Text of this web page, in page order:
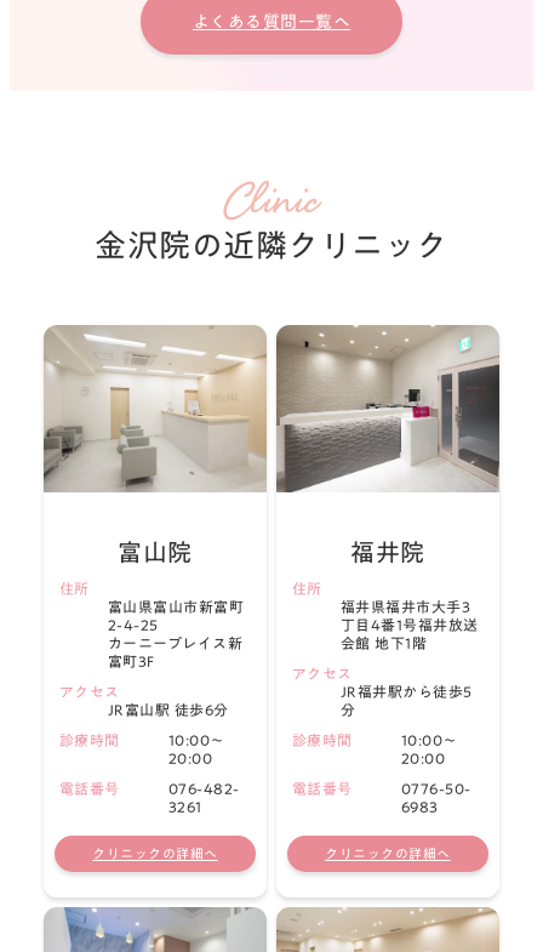
よくある質問一覧へ
Clinic
金沢院の近隣クリニック
富山院
住所
富山県富山市新富町
2-4-25
カーニープレイス新
富町3F
アクセス
JR富山駅 徒歩6分
診療時間
10:00〜
20:00
電話番号
076-482-
3261
クリニックの詳細へ
福井院
住所
福井県福井市大手3
丁目4番1号福井放送
会館 地下1階
アクセス
JR福井駅から徒歩5
分
診療時間
10:00〜
20:00
電話番号
0776-50-
6983
クリニックの詳細へ